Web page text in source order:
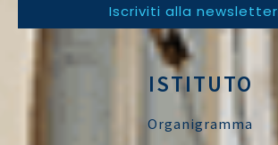
Iscriviti alla newsletter
ISTITUTO
Organigramma